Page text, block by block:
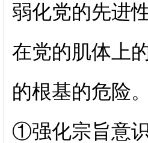
弱化党的先进
在党的肌体上
的根基的危险
①强化宗旨意